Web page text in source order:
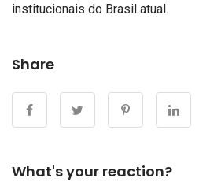
institucionais do Brasil atual.
Share
What's your reaction?